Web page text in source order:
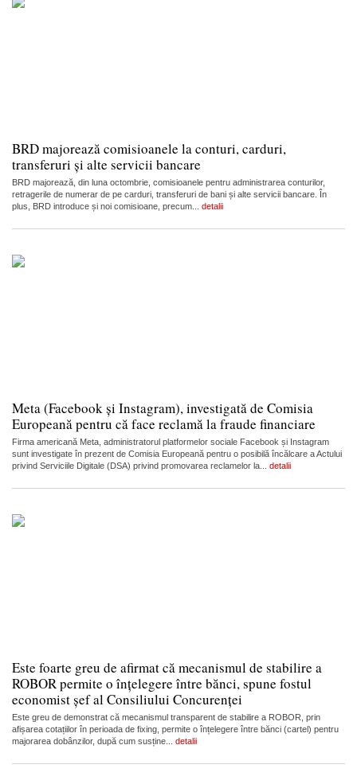
BRD majorează comisioanele la conturi, carduri,
transferuri și alte servicii bancare
BRD majorează, din luna octombrie, comisioanele pentru administrarea conturilor,
retragerile de numerar de pe carduri, transferuri de bani și alte servicii bancare. În
plus, BRD introduce și noi comisioane, precum... detalii
Meta (Facebook și Instagram), investigată de Comisia
Europeană pentru că face reclamă la fraude financiare
Firma americană Meta, administratorul platformelor sociale Facebook și Instagram
sunt investigate în prezent de Comisia Europeană pentru o posibilă încălcare a Actului
privind Serviciile Digitale (DSA) privind promovarea reclamelor la... detalii
Este foarte greu de afirmat că mecanismul de stabilire a
ROBOR permite o înțelegere între bănci, spune fostul
economist șef al Consiliului Concurenței
Este greu de demonstrat că mecanismul transparent de stabilire a ROBOR, prin
afișarea cotațiilor în perioada de fixing, permite o înțelegere între bănci (cartel) pentru
majorarea dobânzilor, după cum susține... detalii